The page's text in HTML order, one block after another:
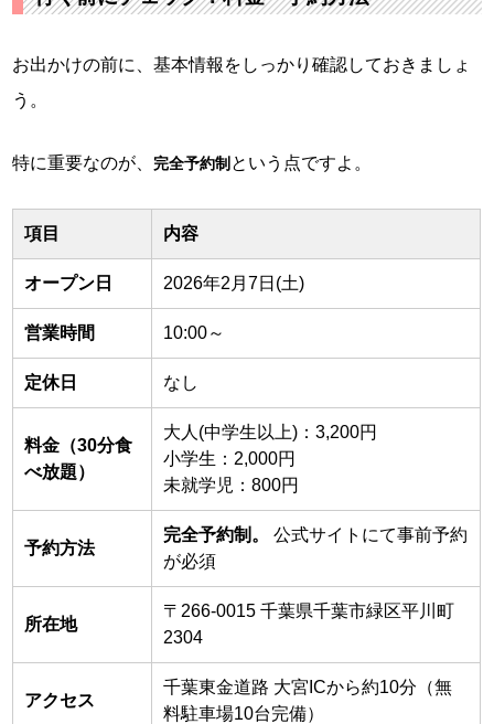
お出かけの前に、基本情報をしっかり確認しておきましょ
う。
特に重要なのが、 完全予約制 という点ですよ。
項目 内容
オープン日 2026年2月7日(土)
営業時間 10:00～
定休日 なし
料金（30分食
べ放題）
大人(中学生以上)：3,200円
小学生：2,000円
未就学児：800円
予約方法
完全予約制。
公式サイトにて事前予約
が必須
所在地
〒266-0015 千葉県千葉市緑区平川町
2304
アクセス
千葉東金道路 大宮ICから約10分（無
料駐車場10台完備）